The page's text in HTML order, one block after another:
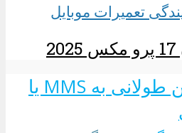
تعمیرات موبایل